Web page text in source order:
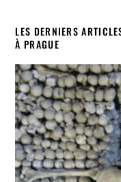
LES DERNIERS
À PRAGUE